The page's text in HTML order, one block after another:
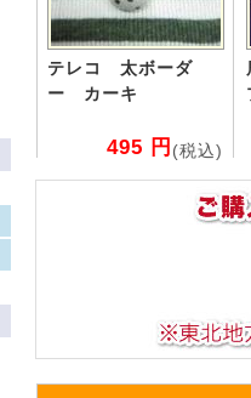
テレコ 太ボーダ
ー カーキ
495 円 (税込)